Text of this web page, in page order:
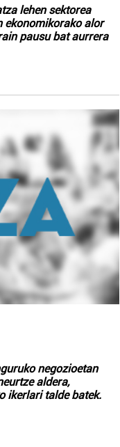
lehen sektorea
ekonomikorako alor
pausu bat aurrera
negozioetan
aldera,
ikerlari talde batek.